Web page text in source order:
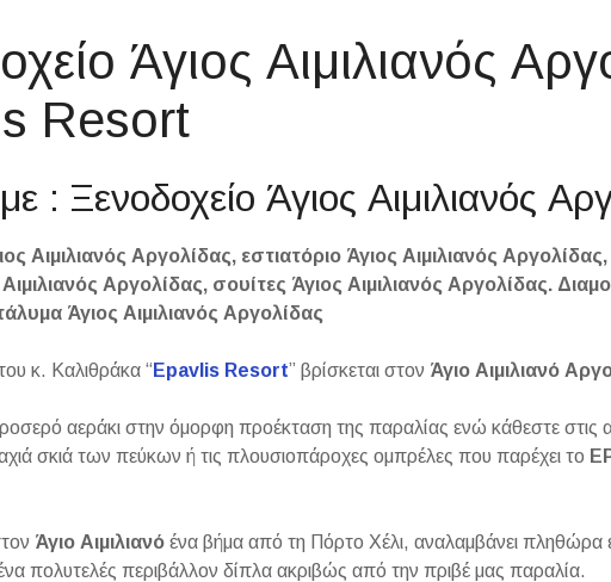
Άγιος Αιμιλιανός
Resort
: Ξενοδοχείο Άγιος Αιμιλιανός
Αιμιλιανός Αργολίδας, εστιατόριο Άγιος Αιμιλιανός
Αργολίδας, σουίτες Άγιος Αιμιλιανός Αργολίδας.
Άγιος Αιμιλιανός Αργολίδας
κ. Καλιθράκα “ Epavlis Resort” βρίσκεται στον Άγιο Αιμιλιανό
αεράκι στην όμορφη προέκταση της παραλίας ενώ κάθεστε στις
σκιά των πεύκων ή τις πλουσιοπάροχες ομπρέλες που παρέχει το
Άγιο Αιμιλιανό ένα βήμα από τη Πόρτο Χέλι, αναλαμβάνει
πολυτελές περιβάλλον δίπλα ακριβώς από την πριβέ μας παραλία.